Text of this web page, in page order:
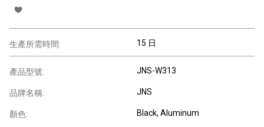
生產所需時間: 15 日
產品型號: JNS-W313
品牌名稱: JNS
顏色: Black, Aluminum